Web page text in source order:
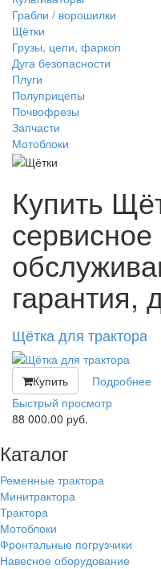
Грабли / ворошилки
Щётки
Грузы, цепи, фаркоп
Дуга безопасности
Плуги
Полуприцепы
Почвофрезы
Запчасти
Мотоблоки
Купить
сервисное
гарантия,
Щётка для трактора
Купить
Подробнее
Быстрый просмотр
88 000.00 руб.
Каталог
Ременные трактора
Минитрактора
Трактора
Мотоблоки
Фронтальные погрузчики
Навесное оборудование